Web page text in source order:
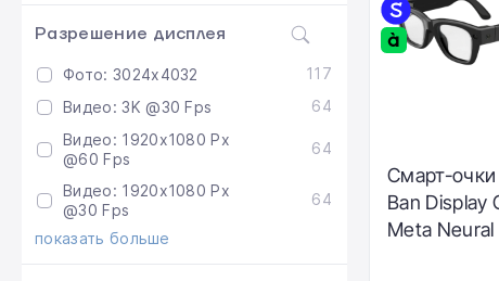
Разрешение дисплея
Фото: 3024x4032
117
Видео: 3K @30 Fps
64
Видео: 1920x1080 Px
@60 Fps
64
Видео: 1920x1080 Px
@30 Fps
64
показать больше
Смарт-
Ban Display
Meta Neural